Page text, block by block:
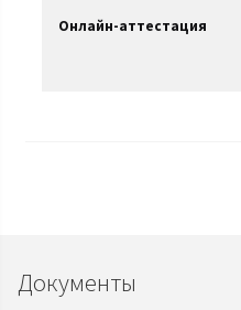
Онлайн-аттестация
Документы